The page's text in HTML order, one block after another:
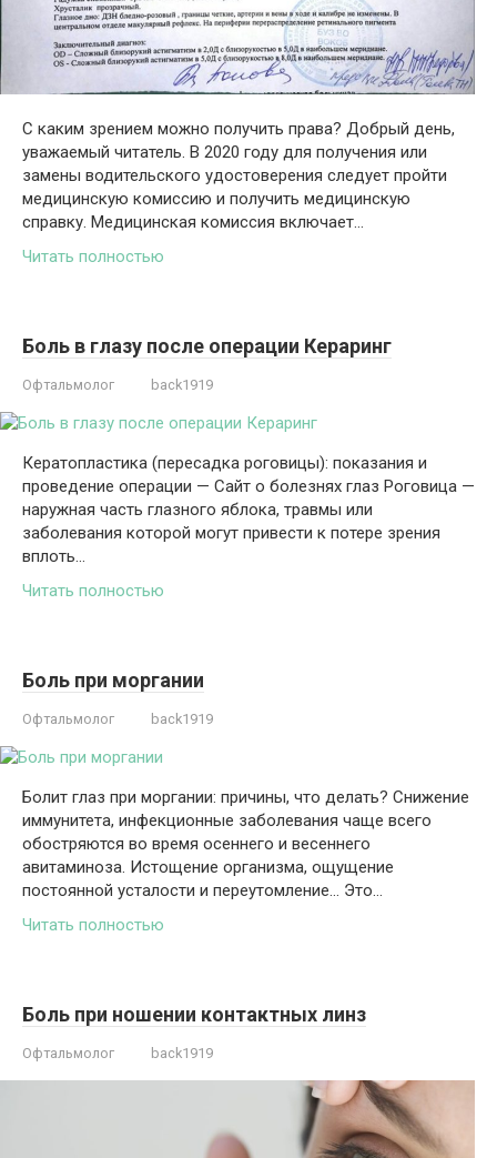
С каким зрением можно получить права? Добрый день,
уважаемый читатель. В 2020 году для получения или
замены водительского удостоверения следует пройти
медицинскую комиссию и получить медицинскую
справку. Медицинская комиссия включает…
Читать полностью
Боль в глазу после операции Кераринг
Офтальмолог back1919
Кератопластика (пересадка роговицы): показания и
проведение операции — Сайт о болезнях глаз Роговица —
наружная часть глазного яблока, травмы или
заболевания которой могут привести к потере зрения
вплоть…
Читать полностью
Боль при моргании
Офтальмолог back1919
Болит глаз при моргании: причины, что делать? Снижение
иммунитета, инфекционные заболевания чаще всего
обостряются во время осеннего и весеннего
авитаминоза. Истощение организма, ощущение
постоянной усталости и переутомление… Это…
Читать полностью
Боль при ношении контактных линз
Офтальмолог back1919